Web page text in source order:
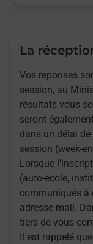
La
Vos réponses
session, au
résultats vous
seront
dans un délai
session (week-
Lorsque
(auto-école,
communiqués à
adresse mail.
tiers de vous
Il est rappelé